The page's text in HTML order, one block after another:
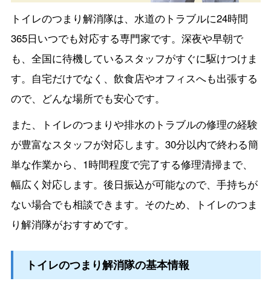
トイレのつまり解消隊は、水道のトラブルに24時間
365日いつでも対応する専門家です。深夜や早朝で
も、全国に待機しているスタッフがすぐに駆けつけま
す。自宅だけでなく、飲食店やオフィスへも出張する
ので、どんな場所でも安心です。
また、トイレのつまりや排水のトラブルの修理の経験
が豊富なスタッフが対応します。30分以内で終わる簡
単な作業から、1時間程度で完了する修理清掃まで、
幅広く対応します。後日振込が可能なので、手持ちが
ない場合でも相談できます。そのため、トイレのつま
り解消隊がおすすめです。
トイレのつまり解消隊の基本情報